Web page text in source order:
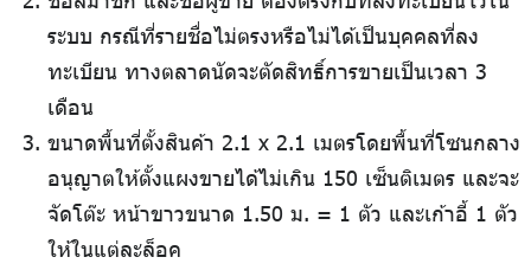
ระบบ กรณีที่รายชื่อไม่ตรงหรือไม่ได้เป็นบุคคลที่ลง
ทะเบียน ทางตลาดนัดจะตัดสิทธิ์การขายเป็นเวลา 3
เดือน
ขนาดพื้นที่ตั้งสินค้า 2.1 x 2.1 เมตรโดยพื้นที่โซนกลาง
อนุญาตให้ตั้งแผงขายได้ไม่เกิน 150 เซ็นติเมตร และจะ
จัดโต๊ะ หน้าขาวขนาด 1.50 ม. = 1 ตัว และเก้าอี้ 1 ตัว
ให้ในแต่ละล็อค